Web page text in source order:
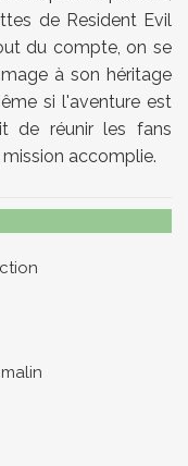
de Resident Evil
du compte, on se
à son héritage
si l'aventure est
de réunir les fans
mission accomplie.